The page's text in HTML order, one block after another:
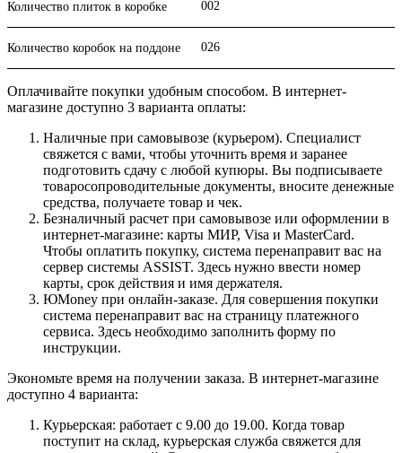
Количество плиток в коробке 002
Количество коробок на поддоне 026
Оплачивайте покупки удобным способом. В интернет-
магазине доступно 3 варианта оплаты:
Наличные при самовывозе (курьером). Специалист
свяжется с вами, чтобы уточнить время и заранее
подготовить сдачу с любой купюры. Вы подписываете
товаросопроводительные документы, вносите денежные
средства, получаете товар и чек.
Безналичный расчет при самовывозе или оформлении в
интернет-магазине: карты МИР, Visa и MasterCard.
Чтобы оплатить покупку, система перенаправит вас на
сервер системы ASSIST. Здесь нужно ввести номер
карты, срок действия и имя держателя.
ЮMoney при онлайн-заказе. Для совершения покупки
система перенаправит вас на страницу платежного
сервиса. Здесь необходимо заполнить форму по
инструкции.
Экономьте время на получении заказа. В интернет-магазине
доступно 4 варианта:
Курьерская: работает с 9.00 до 19.00. Когда товар
поступит на склад, курьерская служба свяжется для